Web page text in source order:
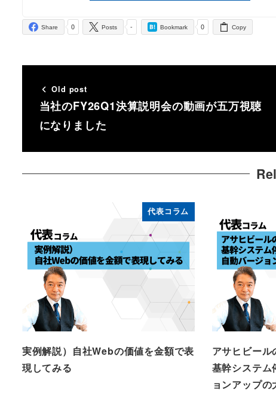
0
Share -
Posts 0
Bookmark Copy
Old post
当社のFY26Q1決算説明会の動画が五万視聴
になりました
代表コラム
実例解説）自社Webの価値を金額で表
現してみる
アサヒビール
基幹システム
ョンアップの